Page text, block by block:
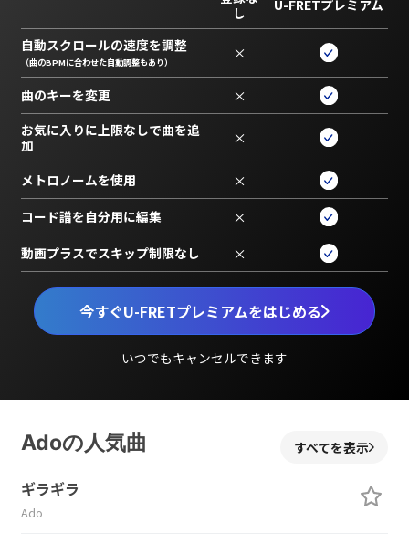
今すぐU-FRETプレミアムをはじめる
いつでもキャンセルできます
し
U-FRETプレミアム
自動スクロールの速度を調整
（曲のBPMに合わせた自動調整もあり） ×
曲のキーを変更 ×
お気に入りに上限なしで曲を追
加
×
メトロノームを使用 ×
コード譜を自分用に編集 ×
動画プラスでスキップ制限なし ×
Adoの人気曲 すべてを表示
ギラギラ
Ado